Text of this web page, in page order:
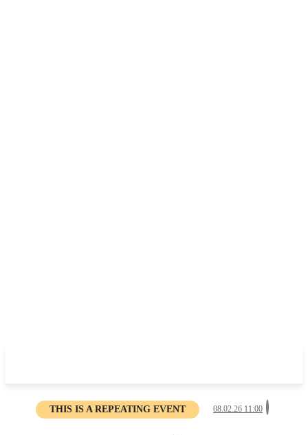
THIS IS A REPEATING EVENT 08.02.26 11:00